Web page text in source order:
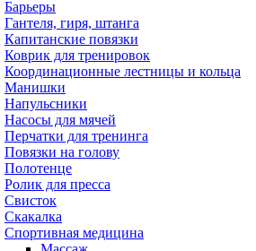
Барьеры
Гантеля, гиря, штанга
Капитанские повязки
Коврик для тренировок
Координационные лестницы и кольца
Манишки
Напульсники
Насосы для мячей
Перчатки для тренинга
Повязки на голову
Полотенце
Ролик для пресса
Свисток
Скакалка
Спортивная медицина